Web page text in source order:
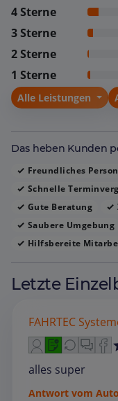
Gefühl von
Kunden sich gut
wiederkommen.
4 Sterne
3 Sterne
2 Sterne
1 Sterne
Alle Leistungen
Das heben Kunden
Freundliches
Schnelle
Gute Beratung
Saubere Umgebung
Hilfsbereite
Letzte
FAHRTEC
alles super
Antwort vom